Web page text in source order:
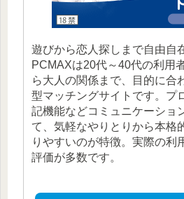
遊びから恋人探しまで自由自
PCMAXは20代～40代の利用
ら大人の関係まで、目的に合
型マッチングサイトです。プ
記機能などコミュニケーショ
て、気軽なやりとりから本格
りやすいのが特徴。実際の利
評価が多数です。